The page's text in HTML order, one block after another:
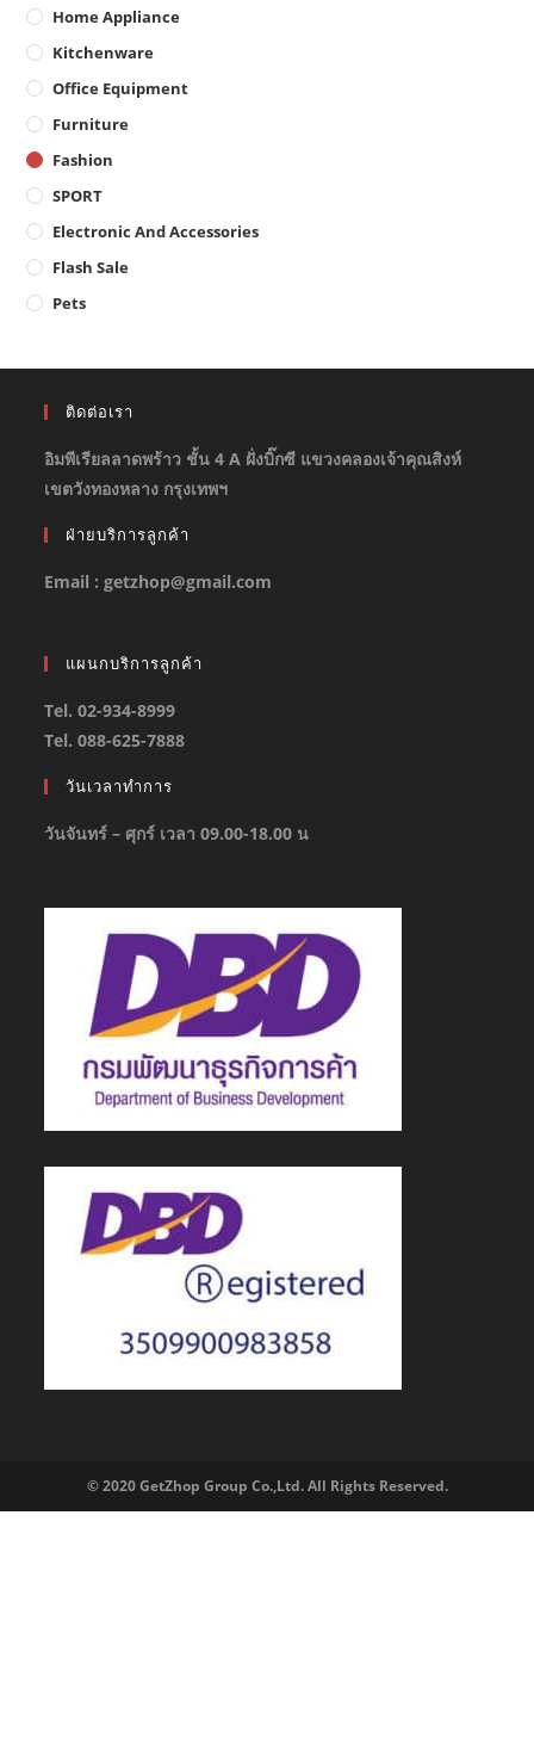
Home Appliance
Kitchenware
Office Equipment
Furniture
Fashion
SPORT
Electronic And Accessories
Flash Sale
Pets
ติดต่อเรา
อิมพีเรียลลาดพร้าว ชั้น 4 A ฝั่งบิ๊กซี แขวงคลองเจ้าคุณสิงห์
เขตวังทองหลาง กรุงเทพฯ
ฝ่ายบริการลูกค้า
Email : getzhop@gmail.com
แผนกบริการลูกค้า
Tel. 02-934-8999
Tel. 088-625-7888
วันเวลาทำการ
วันจันทร์ – ศุกร์ เวลา 09.00-18.00 น
© 2020 GetZhop Group Co.,Ltd. All Rights Reserved.